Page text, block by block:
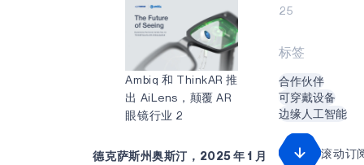
可穿戴设备
游戏
可听戴设备
turboSPOT消息
合作伙伴关系的成功亮点
为何选择 Ambiq
什么是边缘 AI？
购买地点
常见问题
Ambiq 和 ThinkAR 推
出 AiLens，颠覆 AR
眼镜行业 2
德克萨斯州奥斯汀，2025 年 1 月
25
标签
合作伙伴
可穿戴设备
边缘人工智能
滚动订